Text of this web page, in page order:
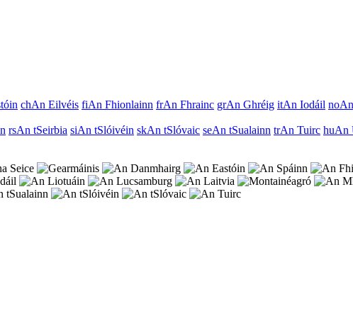
chAn Eilvéis fiAn Fhionlainn frAn Fhrainc grAn Ghréig itAn Iodáil no
rsAn tSeirbia siAn tSlóivéin skAn tSlóvaic seAn tSualainn trAn Tuirc huAn